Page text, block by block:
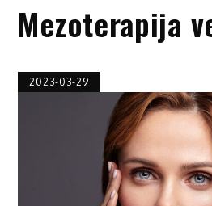
Mezoterapija
2023-03-29